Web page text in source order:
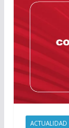
ACTUALIDAD